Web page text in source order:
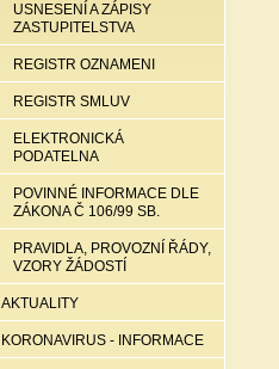
USNESENÍ A ZÁPISY
ZASTUPITELSTVA
REGISTR OZNAMENI
REGISTR SMLUV
ELEKTRONICKÁ
PODATELNA
POVINNÉ INFORMACE DLE
ZÁKONA Č 106/99 SB.
PRAVIDLA, PROVOZNÍ ŘÁDY,
VZORY ŽÁDOSTÍ
AKTUALITY
KORONAVIRUS - INFORMACE